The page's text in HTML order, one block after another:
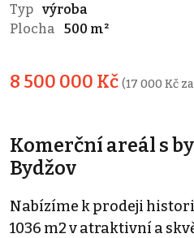
Typ výroba
Plocha
500 m²
8 500 000 Kč (17 000 Kč
Komerční areál s
Bydžov
Nabízíme k prodeji
1036 m2 v atraktivní a